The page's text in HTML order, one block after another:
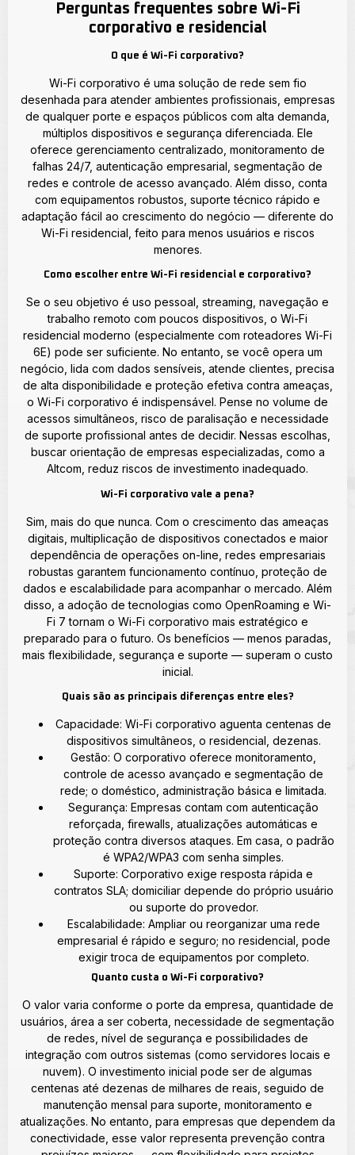
Perguntas frequentes sobre Wi-Fi
corporativo e residencial
O que é Wi-Fi corporativo?
Wi-Fi corporativo é uma solução de rede sem fio
desenhada para atender ambientes profissionais, empresas
de qualquer porte e espaços públicos com alta demanda,
múltiplos dispositivos e segurança diferenciada. Ele
oferece gerenciamento centralizado, monitoramento de
falhas 24/7, autenticação empresarial, segmentação de
redes e controle de acesso avançado. Além disso, conta
com equipamentos robustos, suporte técnico rápido e
adaptação fácil ao crescimento do negócio — diferente do
Wi-Fi residencial, feito para menos usuários e riscos
menores.
Como escolher entre Wi-Fi residencial e corporativo?
Se o seu objetivo é uso pessoal, streaming, navegação e
trabalho remoto com poucos dispositivos, o Wi-Fi
residencial moderno (especialmente com roteadores Wi-Fi
6E) pode ser suficiente. No entanto, se você opera um
negócio, lida com dados sensíveis, atende clientes, precisa
de alta disponibilidade e proteção efetiva contra ameaças,
o Wi-Fi corporativo é indispensável. Pense no volume de
acessos simultâneos, risco de paralisação e necessidade
de suporte profissional antes de decidir. Nessas escolhas,
buscar orientação de empresas especializadas, como a
Altcom, reduz riscos de investimento inadequado.
Wi-Fi corporativo vale a pena?
Sim, mais do que nunca. Com o crescimento das ameaças
digitais, multiplicação de dispositivos conectados e maior
dependência de operações on-line, redes empresariais
robustas garantem funcionamento contínuo, proteção de
dados e escalabilidade para acompanhar o mercado. Além
disso, a adoção de tecnologias como OpenRoaming e Wi-
Fi 7 tornam o Wi-Fi corporativo mais estratégico e
preparado para o futuro. Os benefícios — menos paradas,
mais flexibilidade, segurança e suporte — superam o custo
inicial.
Quais são as principais diferenças entre eles?
Capacidade: Wi-Fi corporativo aguenta centenas de
dispositivos simultâneos, o residencial, dezenas.
Gestão: O corporativo oferece monitoramento,
controle de acesso avançado e segmentação de
rede; o doméstico, administração básica e limitada.
Segurança: Empresas contam com autenticação
reforçada, firewalls, atualizações automáticas e
proteção contra diversos ataques. Em casa, o padrão
é WPA2/WPA3 com senha simples.
Suporte: Corporativo exige resposta rápida e
contratos SLA; domiciliar depende do próprio usuário
ou suporte do provedor.
Escalabilidade: Ampliar ou reorganizar uma rede
empresarial é rápido e seguro; no residencial, pode
exigir troca de equipamentos por completo.
Quanto custa o Wi-Fi corporativo?
O valor varia conforme o porte da empresa, quantidade de
usuários, área a ser coberta, necessidade de segmentação
de redes, nível de segurança e possibilidades de
integração com outros sistemas (como servidores locais e
nuvem). O investimento inicial pode ser de algumas
centenas até dezenas de milhares de reais, seguido de
manutenção mensal para suporte, monitoramento e
atualizações. No entanto, para empresas que dependem da
conectividade, esse valor representa prevenção contra